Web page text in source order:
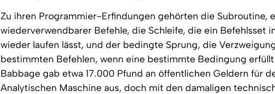
Zu ihren Programmier-Erfindungen gehörten die Subroutine,
wiederverwendbarer Befehle, die Schleife, die ein Befehlsset
wieder laufen lässt, und der bedingte Sprung, die
bestimmten Befehlen, wenn eine bestimmte Bedingung
Babbage gab etwa 17.000 Pfund an öffentlichen Geldern für
Analytischen Maschine aus, doch mit den damaligen